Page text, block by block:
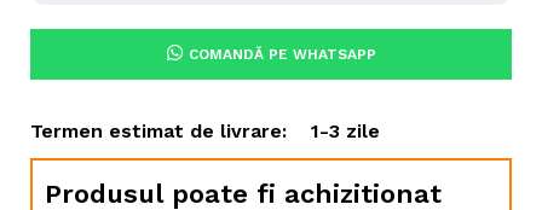
COMANDĂ PE WHATSAPP
Termen estimat de livrare: 1-3 zile
Produsul poate fi achizitionat